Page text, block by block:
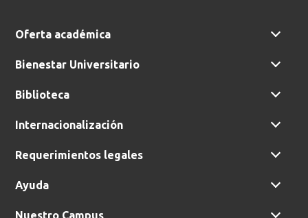
Oferta académica
Bienestar Universitario
Biblioteca
Internacionalización
Requerimientos legales
Ayuda
Nuestro Campus